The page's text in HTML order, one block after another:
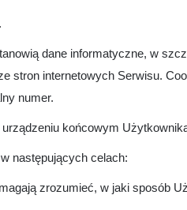
dane informatyczne, w
stron internetowych Serwisu.
numer.
końcowym
następujących celach:
zrozumieć, w jaki sposób